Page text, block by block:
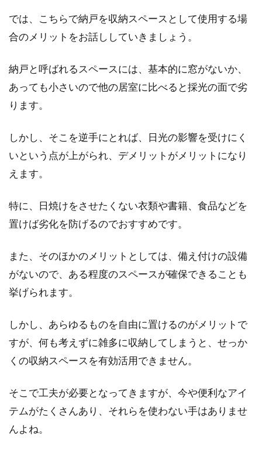
【納戸収納術】布団を賢く収納しよ
う！納戸の清潔さが重要！
ースができて...
ッズで手軽に試してみよう
すよね。エアコンやホットカーペットを使って
いたとし...
マンションで窓の手すりへの布団干
しがNG！その理由とは？
によって...
では、こちらで納戸を収納スペースとして使用する場
合のメリットをお話ししていきましょう。
納戸と呼ばれるスペースには、基本的に窓がないか、
あっても小さいので他の居室に比べると採光の面で劣
ります。
しかし、そこを逆手にとれば、日光の影響を受けにく
いという点が上がられ、デメリットがメリットになり
えます。
特に、日焼けをさせたくない衣類や書籍、食品などを
置けば劣化を防げるのでおすすめです。
また、そのほかのメリットとしては、備え付けの設備
がないので、ある程度のスペースが確保できることも
挙げられます。
しかし、あらゆるものを自由に置けるのがメリットで
すが、何も考えずに雑多に収納してしまうと、せっか
くの収納スペースを有効活用できません。
そこで工夫が必要となってきますが、今や便利なアイ
テムがたくさんあり、それらを使わない手はありませ
んよね。